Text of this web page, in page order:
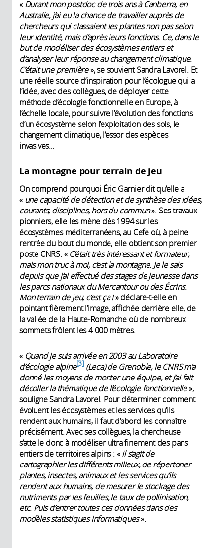
« Durant mon postdoc de trois ans à Canberra, en
Australie, j’ai eu la chance de travailler auprès de
chercheurs qui classaient les plantes non pas selon
leur identité, mais d’après leurs fonctions. Ce, dans le
but de modéliser des écosystèmes entiers et
d’analyser leur réponse au changement climatique.
C’était une première», se souvient Sandra Lavorel. Et
une réelle source d’inspiration pour l’écologue qui a
l’idée, avec des collègues, de déployer cette
méthode d’écologie fonctionnelle en Europe, à
l’échelle locale, pour suivre l’évolution des fonctions
d’un écosystème selon l’exploitation des sols, le
changement climatique, l’essor des espèces
invasives…
La montagne pour terrain de jeu
On comprend pourquoi Éric Garnier dit qu’elle a
« une capacité de détection et de synthèse des idées,
courants, disciplines, hors du commun». Ses travaux
pionniers, elle les mène dès 1994 sur les
écosystèmes méditerranéens, au Cefe où, à peine
rentrée du bout du monde, elle obtient son premier
poste CNRS. « C’était très intéressant et formateur,
mais mon truc à moi, c’est la montagne. Je le sais
depuis que j’ai effectué des stages de jeunesse dans
les parcs nationaux du Mercantour ou des Écrins.
Mon terrain de jeu, c’est ça !» déclare-t-elle en
pointant fièrement l’image, affichée derrière elle, de
la vallée de la Haute-Romanche où de nombreux
sommets frôlent les 4 000 mètres.
« Quand je suis arrivée en 2003 au Laboratoire
d’écologie alpine 3 (Leca) de Grenoble, le CNRS m’a
donné les moyens de monter une équipe, et j’ai fait
décoller la thématique de l’écologie fonctionnelle»,
souligne Sandra Lavorel. Pour déterminer comment
évoluent les écosystèmes et les services qu’ils
rendent aux humains, il faut d’abord les connaître
précisément. Avec ses collègues, la chercheuse
s’attelle donc à modéliser ultra finement des pans
entiers de territoires alpins : «il s’agit de
cartographier les différents milieux, de répertorier
plantes, insectes, animaux et les services qu’ils
rendent aux humains, de mesurer le stockage des
nutriments par les feuilles, le taux de pollinisation,
etc. Puis d’entrer toutes ces données dans des
modèles statistiques informatiques».